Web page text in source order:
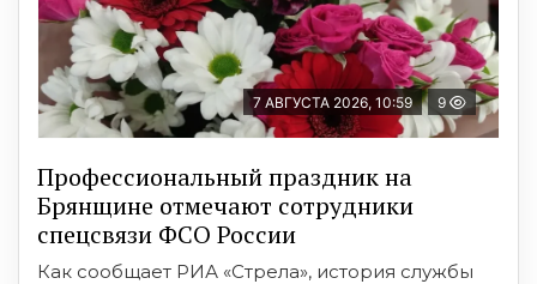
7 АВГУСТА 2026, 10:59 9
Профессиональный праздник на
Брянщине отмечают сотрудники
спецсвязи ФСО России
Как сообщает РИА «Стрела», история службы